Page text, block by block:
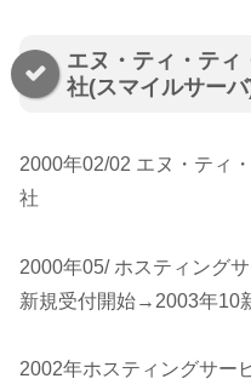
エヌ・ティ・ティ
社(スマイルサー
2000年02/02 エヌ・ティ
社
2000年05/ ホスティング
新規受付開始→2003年10
2002年ホスティングサー